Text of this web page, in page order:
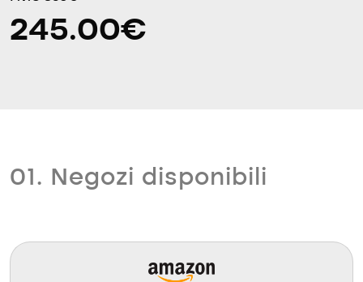
245.00€
01. Negozi disponibili